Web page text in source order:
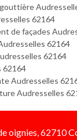
62164
de façades
62164
62164
62164
Audresselles
Audresselles
oignies, 62710